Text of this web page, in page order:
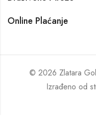
Online Plaćanje
© 2026 Zlatara
Izrađeno od